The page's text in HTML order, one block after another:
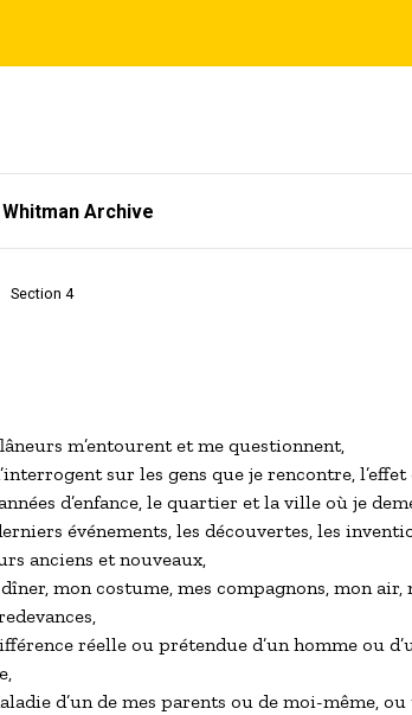
Archive
Section 4
m’entourent et me questionnent,
sur les gens que je rencontre,
d’enfance, le quartier et la ville où je
événements, les découvertes, les
anciens et nouveaux,
mon costume, mes compagnons, mon
réelle ou prétendue d’un homme ou
d’un de mes parents ou de moi-même,